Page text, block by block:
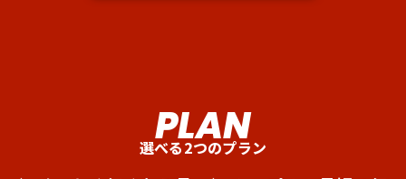
PLAN
選べる2つのプラン